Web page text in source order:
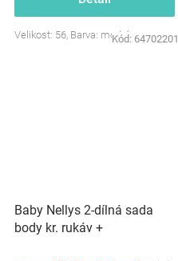
Velikost: 56, Barva: modrá
Kód: 64702201
Baby Nellys 2-dílná sada
body kr. rukáv +